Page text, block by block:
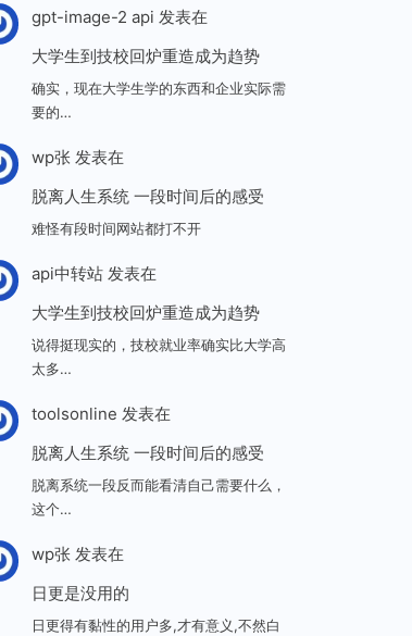
gpt-image-2 api 发表在
大学生到技校回炉重造成为趋势
确实，现在大学生学的东西和企业实际需
要的…
wp张发表在
脱离人生系统 一段时间后的感受
难怪有段时间网站都打不开
api中转站发表在
大学生到技校回炉重造成为趋势
说得挺现实的，技校就业率确实比大学高
太多…
toolsonline 发表在
脱离人生系统 一段时间后的感受
脱离系统一段反而能看清自己需要什么，
这个…
wp张发表在
日更是没用的
日更得有黏性的用户多,才有意义,不然白